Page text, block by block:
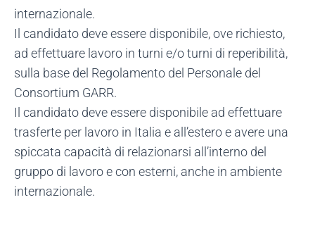
internazionale.
Il candidato deve essere disponibile, ove richiesto,
ad effettuare lavoro in turni e/o turni di reperibilità,
sulla base del Regolamento del Personale del
Consortium GARR.
Il candidato deve essere disponibile ad effettuare
trasferte per lavoro in Italia e all’estero e avere una
spiccata capacità di relazionarsi all’interno del
gruppo di lavoro e con esterni, anche in ambiente
internazionale.